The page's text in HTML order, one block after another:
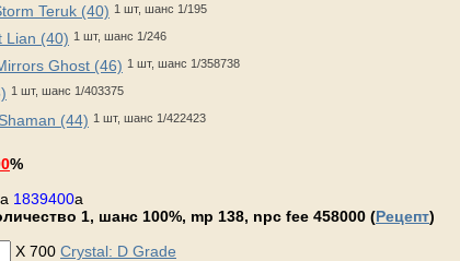
Teruk (40) 1 шт, шанс 1/195
Lian (40) 1 шт, шанс 1/246
Ghost (46) 1 шт, шанс 1/358738
1 шт, шанс 1/403375
(44) 1 шт, шанс 1/422423
%
1839400a
1, шанс 100%, mp 138, npc fee 458000 (Рецепт)
X 700 Crystal: D Grade